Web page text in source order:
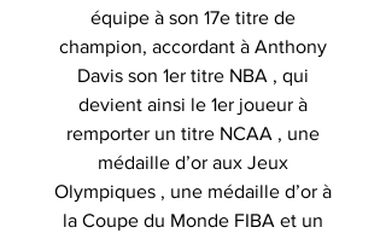
équipe à son 17e titre de
champion, accordant à Anthony
Davis son 1er titre NBA , qui
devient ainsi le 1er joueur à
remporter un titre NCAA , une
médaille d’or aux Jeux
Olympiques , une médaille d’or à
la Coupe du Monde FIBA et un